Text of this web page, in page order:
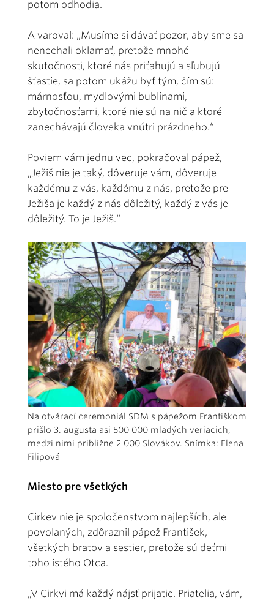
potom odhodia.
A varoval: „Musíme si dávať pozor, aby sme sa
nenechali oklamať, pretože mnohé
skutočnosti, ktoré nás priťahujú a sľubujú
šťastie, sa potom ukážu byť tým, čím sú:
márnosťou, mydlovými bublinami,
zbytočnosťami, ktoré nie sú na nič a ktoré
zanechávajú človeka vnútri prázdneho.“
Poviem vám jednu vec, pokračoval pápež,
„Ježiš nie je taký, dôveruje vám, dôveruje
každému z vás, každému z nás, pretože pre
Ježiša je každý z nás dôležitý, každý z vás je
dôležitý. To je Ježiš.“
Na otvárací ceremoniál SDM s pápežom Františkom
prišlo 3. augusta asi 500 000 mladých veriacich,
medzi nimi približne 2 000 Slovákov. Snímka: Elena
Filipová
Miesto pre všetkých
Cirkev nie je spoločenstvom najlepších, ale
povolaných, zdôraznil pápež František,
všetkých bratov a sestier, pretože sú deťmi
toho istého Otca.
„V Cirkvi má každý nájsť prijatie. Priatelia, vám,